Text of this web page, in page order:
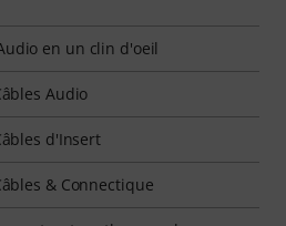
en un clin d'oeil
Audio
d'Insert
& Connectique